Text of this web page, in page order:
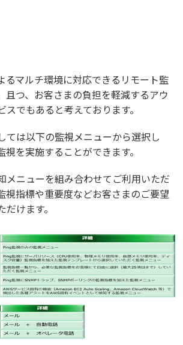
るマルチ環境に対応できるリモート監
且つ、お客さまの負担を軽減するアウ
スでもあると考えております。
ては以下の監視メニューから選択し
を実施することができます。
メニューを組み合わせてご利用いただ
視指標や重要度などお客さまのご要望
けます。